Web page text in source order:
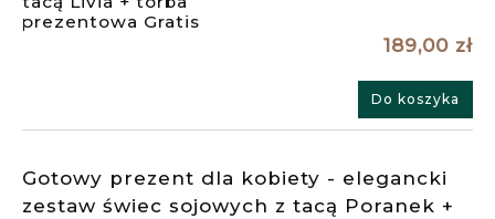
189,00 zł
Do koszyka
Gotowy prezent dla kobiety - elegancki
zestaw świec sojowych z tacą Poranek +